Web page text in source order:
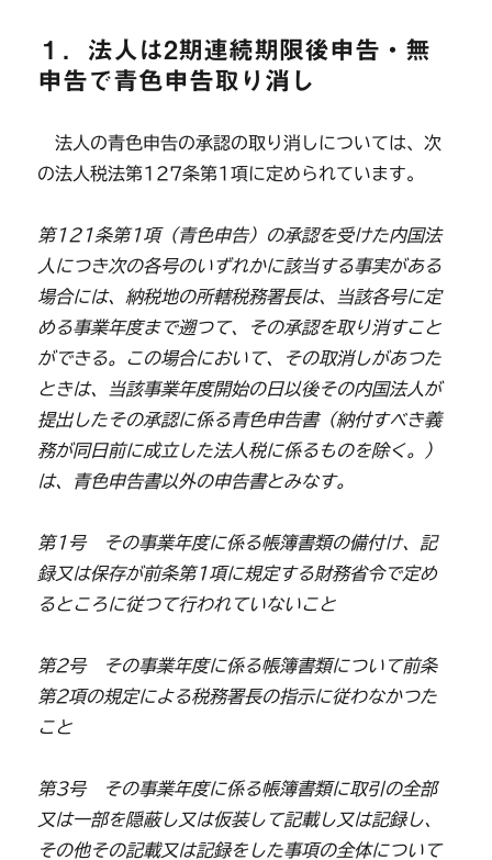
１．法人は2期連続期限後申告・無
申告で青色申告取り消し
法人の青色申告の承認の取り消しについては、次
の法人税法第127条第1項に定められています。
第121条第1項（青色申告）の承認を受けた内国法
人につき次の各号のいずれかに該当する事実がある
場合には、納税地の所轄税務署長は、当該各号に定
める事業年度まで遡つて、その承認を取り消すこと
ができる。この場合において、その取消しがあつた
ときは、当該事業年度開始の日以後その内国法人が
提出したその承認に係る青色申告書（納付すべき義
務が同日前に成立した法人税に係るものを除く。）
は、青色申告書以外の申告書とみなす。
第1号 その事業年度に係る帳簿書類の備付け、記
録又は保存が前条第1項に規定する財務省令で定め
るところに従つて行われていないこと
第2号 その事業年度に係る帳簿書類について前条
第2項の規定による税務署長の指示に従わなかつた
こと
第3号 その事業年度に係る帳簿書類に取引の全部
又は一部を隠蔽し又は仮装して記載し又は記録し、
その他その記載又は記録をした事項の全体について